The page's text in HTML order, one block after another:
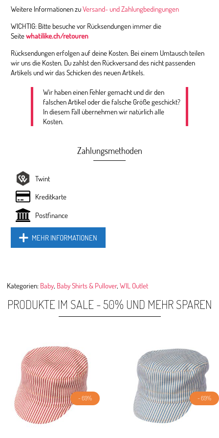
Weitere Informationen zuVersand- und Zahlungbedingungen
WICHTIG: Bitte besuche vor Rücksendungen immer die
Seitewhatilike.ch/retouren
Rücksendungen erfolgen auf deine Kosten. Bei einem Umtausch teilen
wir uns die Kosten. Du zahlst den Rückversand des nicht passenden
Artikels und wir das Schicken des neuen Artikels.
Wir haben einen Fehler gemacht und dir den
falschen Artikel oder die falsche Größe geschickt?
In diesem Fall übernehmen wir natürlich alle
Kosten.
Zahlungsmethoden
Twint
Kreditkarte
Postfinance
MEHR INFORMATIONEN
Kategorien: Baby, Baby Shirts & Pullover,WIL Outlet
PRODUKTE IM SALE - 50% UND MEHR SPAREN
- 69% - 69%